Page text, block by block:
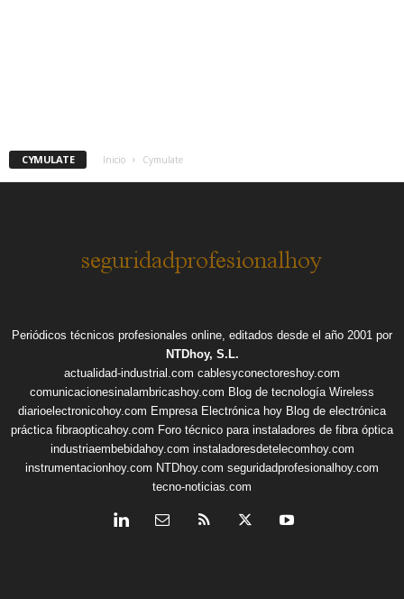
CYMULATE Inicio Cymulate
Periódicos técnicos profesionales online, editados desde el año 2001 por
NTDhoy, S.L.
actualidad-industrial.com cablesyconectoreshoy.com
comunicacionesinalambricashoy.com Blog de tecnología Wireless
diarioelectronicohoy.com Empresa Electrónica hoy Blog de electrónica
práctica fibraopticahoy.com Foro técnico para instaladores de fibra óptica
industriaembebidahoy.com instaladoresdetelecomhoy.com
instrumentacionhoy.com NTDhoy.com seguridadprofesionalhoy.com
tecno-noticias.com